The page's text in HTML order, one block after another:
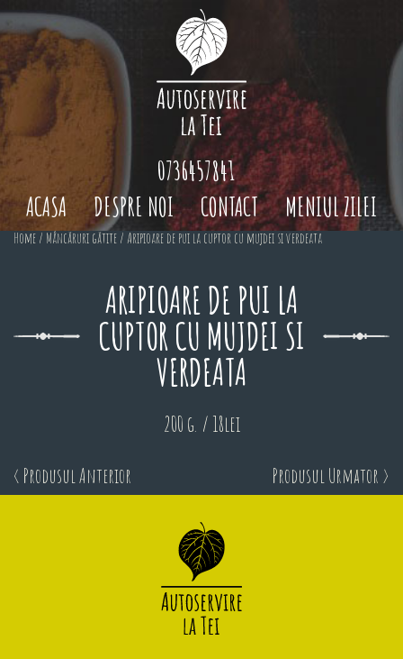
ACASA DESPRE NOI CONTACT MENIUL ZILEI
0736457841
Home / Mâncăruri gătite / Aripioare de pui la cuptor cu mujdei si verdeata
ARIPIOARE DE PUI LA
CUPTOR CU MUJDEI SI
VERDEATA
200 g. / 18lei
< Produsul Anterior Produsul Urmator >